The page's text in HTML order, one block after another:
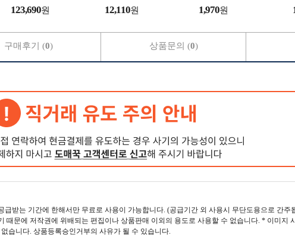
123,690원 12,110원 1,970원
급받는 기간에 한해서만 무료로 사용이 가능합니다. (공급기간 외 사용시 무단도용으로 간주
때문에 저작권에 위배되는 편집이나 상품판매 이외의 용도로 사용할 수 없습니다. * 이미지
습니다. 상품등록승인거부의 사유가 될 수 있습니다.
구매후기 (0) 상품문의 (0)